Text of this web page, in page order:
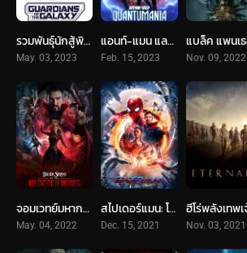
รวมพันธุ์นักสู้พิทักษ์จักรวาล 3 (2023) Guardians of the Galaxy Vol. 3
May. 03, 2023
แอนท์-แมน และ เดอะ วอสพ์: ตะลุยมิติควอนตัม (2023) Ant-Man and The Wasp: Quantumania
Feb. 15, 2023 Nov. 09, 2022
จอมเวทย์มหากาฬ ในมัลติเวิร์สมหาภัย (2022) Doctor Strange in the Multiverse of Madness
May. 04, 2022
สไปเดอร์แมน: โน เวย์ โฮม (2021) Spider-Man: No Way Home
Dec. 15, 2021 Nov. 03, 2021